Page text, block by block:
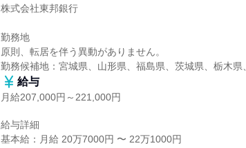
株式会社東邦銀行
勤務地
原則、転居を伴う異動がありません。
勤務候補地：宮城県、山形県、福島県、茨城県、栃木県
給与
月給207,000円～221,000円
給与詳細
基本給：月給 20万7000円 〜 22万1000円